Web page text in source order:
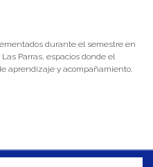
durante el semestre en
Parras, espacios donde el
aprendizaje y acompañamiento.